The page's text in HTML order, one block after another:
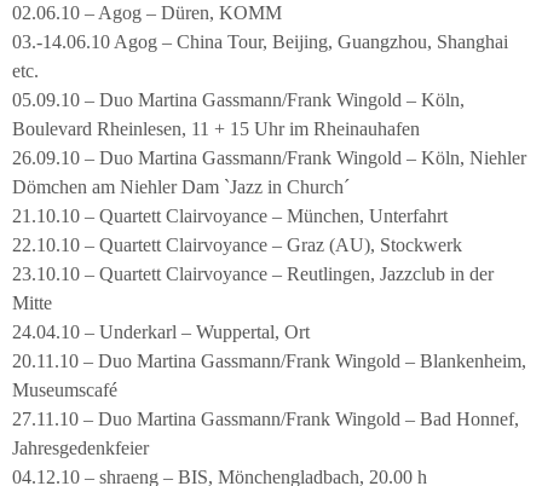
02.06.10 – Agog – Düren, KOMM
03.-14.06.10 Agog – China Tour, Beijing, Guangzhou, Shanghai
etc.
05.09.10 – Duo Martina Gassmann/Frank Wingold – Köln,
Boulevard Rheinlesen, 11 + 15 Uhr im Rheinauhafen
26.09.10 – Duo Martina Gassmann/Frank Wingold – Köln, Niehler
Dömchen am Niehler Dam `Jazz in Church´
21.10.10 – Quartett Clairvoyance – München, Unterfahrt
22.10.10 – Quartett Clairvoyance – Graz (AU), Stockwerk
23.10.10 – Quartett Clairvoyance – Reutlingen, Jazzclub in der
Mitte
24.04.10 – Underkarl – Wuppertal, Ort
20.11.10 – Duo Martina Gassmann/Frank Wingold – Blankenheim,
Museumscafé
27.11.10 – Duo Martina Gassmann/Frank Wingold – Bad Honnef,
Jahresgedenkfeier
04.12.10 – shraeng – BIS, Mönchengladbach, 20.00 h